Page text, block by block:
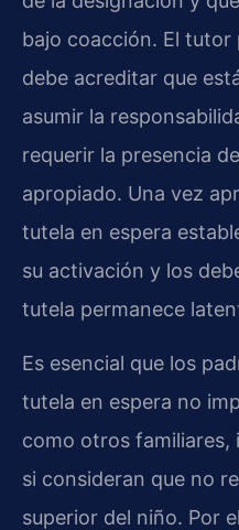
bajo coacción. El
debe acreditar que
asumir la
requerir la presencia
apropiado. Una vez
tutela en espera
su activación y los
tutela permanece
Es esencial que los
tutela en espera no
como otros familiares,
si consideran que no
superior del niño. Por